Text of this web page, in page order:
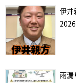
伊井
雨漏